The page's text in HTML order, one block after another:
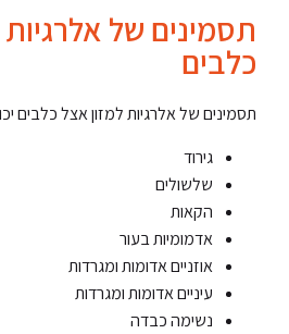
תסמינים של אלרגיות
כלבים
תסמינים של אלרגיות למזון אצל כלבים
גירוד
שלשולים
הקאות
אדמומיות בעור
אוזניים אדומות ומגרדות
עיניים אדומות ומגרדות
נשימה כבדה